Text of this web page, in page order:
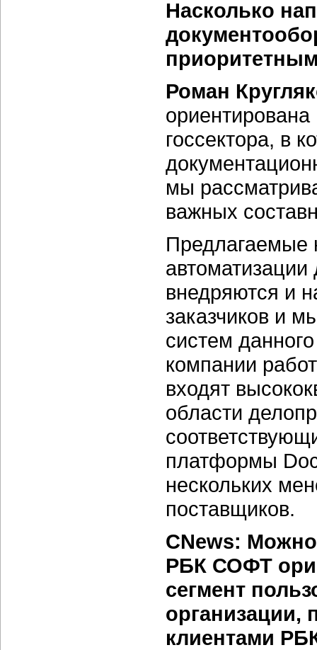
Насколько
Роман
госсектора, в
мы
важных
Предлагаемые
внедряются и
заказчиков и
систем
компании
входят
области
платформы
нескольких
поставщиков.
CNews:
РБК СОФТ
сегмент
организации,
клиентами